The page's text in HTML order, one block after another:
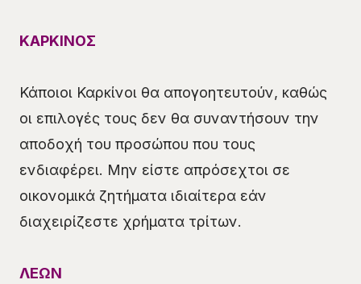
ΚΑΡΚΙΝΟΣ
Κάποιοι Καρκίνοι θα απογοητευτούν, καθώς
οι επιλογές τους δεν θα συναντήσουν την
αποδοχή του προσώπου που τους
ενδιαφέρει. Μην είστε απρόσεχτοι σε
οικονομικά ζητήματα ιδιαίτερα εάν
διαχειρίζεστε χρήματα τρίτων.
ΛΕΩΝ